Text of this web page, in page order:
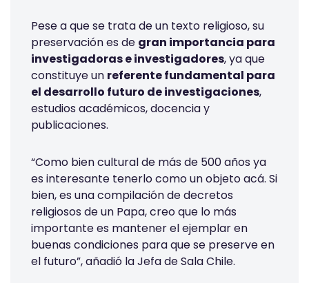
Pese a que se trata de un texto religioso, su
preservación es de gran importancia para
investigadoras e investigadores, ya que
constituye un referente fundamental para
el desarrollo futuro de investigaciones,
estudios académicos, docencia y
publicaciones.
“Como bien cultural de más de 500 años ya
es interesante tenerlo como un objeto acá. Si
bien, es una compilación de decretos
religiosos de un Papa, creo que lo más
importante es mantener el ejemplar en
buenas condiciones para que se preserve en
el futuro”, añadió la Jefa de Sala Chile.